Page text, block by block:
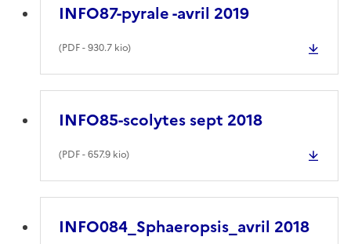
INFO87-pyrale -avril 2019
(PDF- 930.7 kio)
INFO85-scolytes sept 2018
(PDF- 657.9 kio)
INFO084_Sphaeropsis_avril 2018